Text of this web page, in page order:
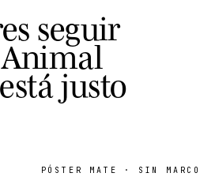
es seguir
Animal
estájusto
PÓSTER MATE · SIN MARCO